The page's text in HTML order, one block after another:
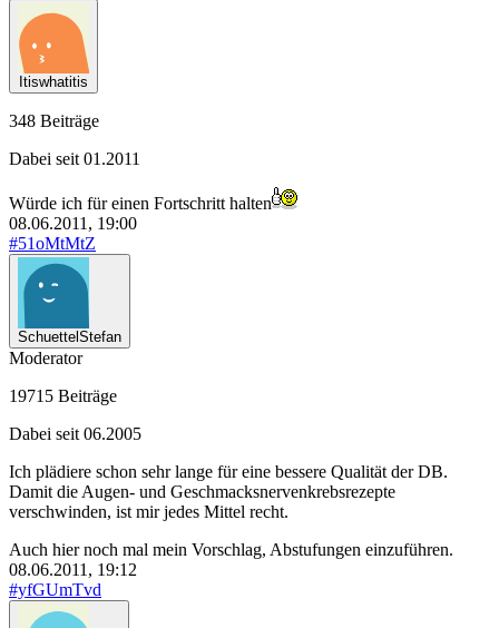
Itiswhatitis
348 Beiträge
Dabei seit 01.2011
Würde ich für einen Fortschritt halten
08.06.2011, 19:00
#51oMtMtZ
SchuettelStefan
Moderator
19715 Beiträge
Dabei seit 06.2005
Ich plädiere schon sehr lange für eine bessere Qualität der DB.
Damit die Augen- und Geschmacksnervenkrebsrezepte
verschwinden, ist mir jedes Mittel recht.
Auch hier noch mal mein Vorschlag, Abstufungen einzuführen.
08.06.2011, 19:12
#yfGUmTvd